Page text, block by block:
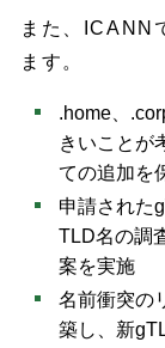
また、ICANN
ます。
.home、
きいことが
ての追加を
申請された
TLD名の調
案を実施
名前衝突の
築し、新